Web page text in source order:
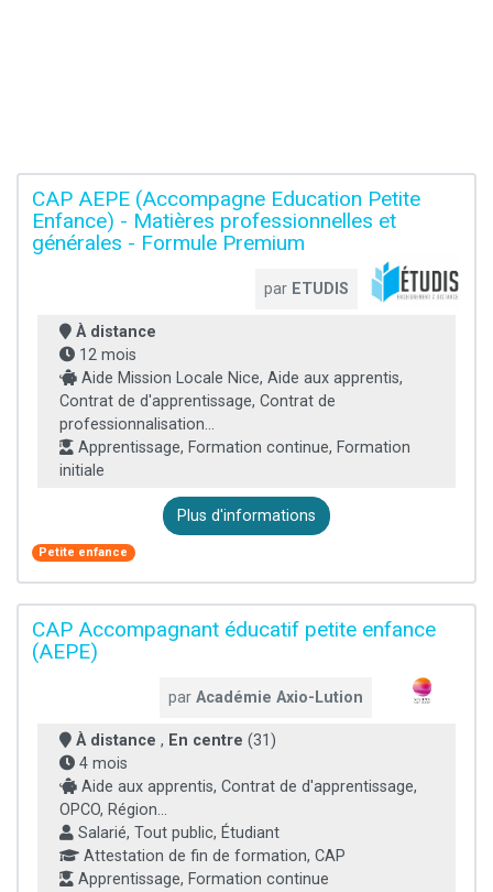
CAP AEPE (Accompagne Education Petite
Enfance) - Matières professionnelles et
générales - Formule Premium
par ETUDIS
À distance
12 mois
Aide Mission Locale Nice, Aide aux apprentis,
Contrat de d'apprentissage, Contrat de
professionnalisation...
Apprentissage, Formation continue, Formation
initiale
Plus d'informations
Petite enfance
CAP Accompagnant éducatif petite enfance
(AEPE)
parAcadémie Axio-Lution
À distance , En centre (31)
4 mois
Aide aux apprentis, Contrat de d'apprentissage,
OPCO, Région...
Salarié, Tout public, Étudiant
Attestation de fin de formation, CAP
Apprentissage, Formation continue